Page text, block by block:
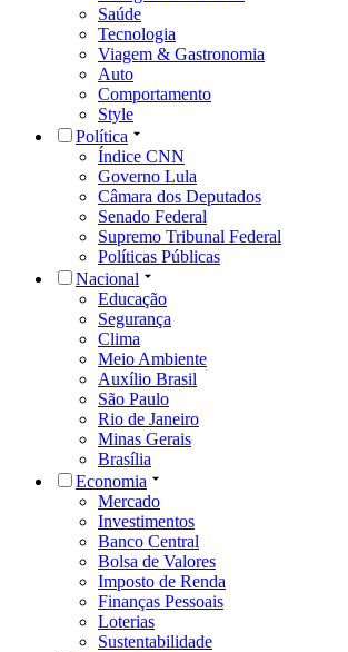
Saúde
Tecnologia
Viagem & Gastronomia
Auto
Comportamento
Style
Política
Índice CNN
Governo Lula
Câmara dos Deputados
Senado Federal
Supremo Tribunal Federal
Políticas Públicas
Nacional
Educação
Segurança
Clima
Meio Ambiente
Auxílio Brasil
São Paulo
Rio de Janeiro
Minas Gerais
Brasília
Economia
Mercado
Investimentos
Banco Central
Bolsa de Valores
Imposto de Renda
Finanças Pessoais
Loterias
Sustentabilidade